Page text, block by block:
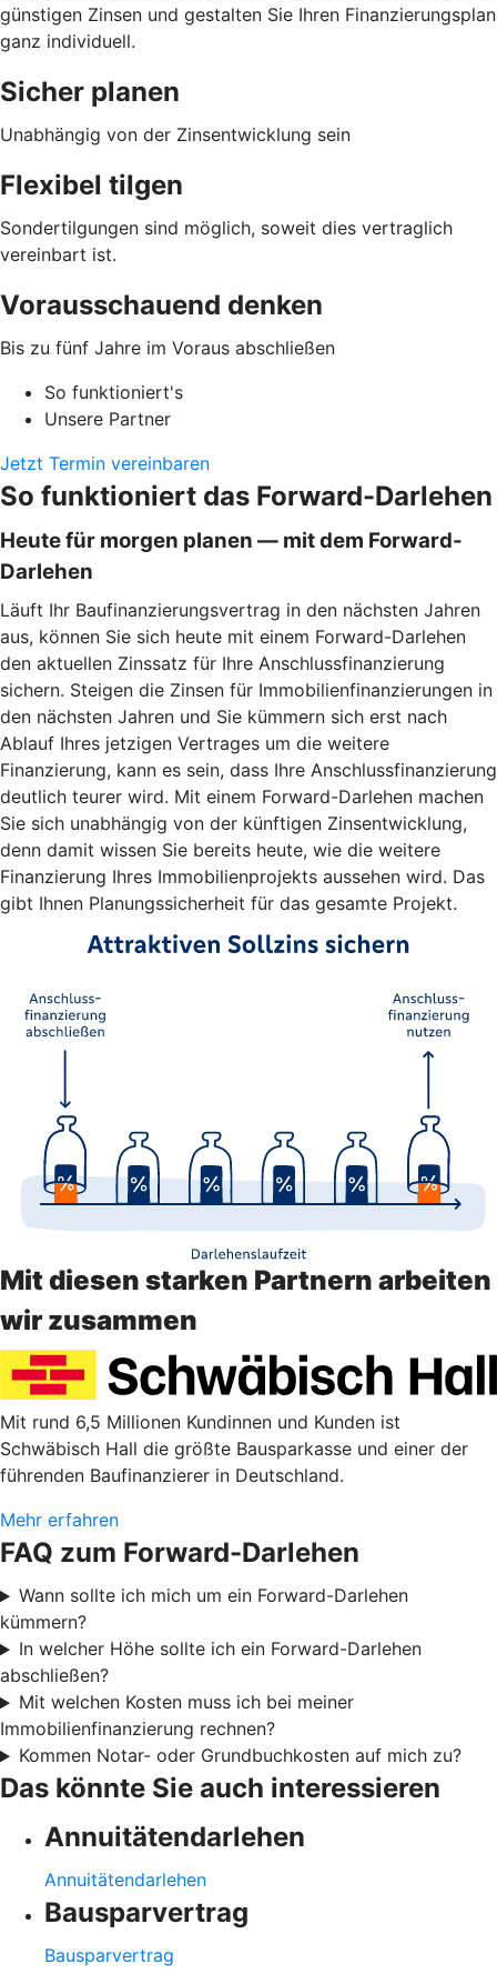
günstigen Zinsen und gestalten Sie Ihren Finanzierungsplan
ganz individuell.
Sicher planen
Unabhängig von der Zinsentwicklung sein
Flexibel tilgen
Sondertilgungen sind möglich, soweit dies vertraglich
vereinbart ist.
Vorausschauend denken
Bis zu fünf Jahre im Voraus abschließen
So funktioniert's
Unsere Partner
Jetzt Termin vereinbaren
So funktioniert das Forward-Darlehen
Heute für morgen planen — mit dem Forward-
Darlehen
Läuft Ihr Baufinanzierungsvertrag in den nächsten Jahren
aus, können Sie sich heute mit einem Forward-Darlehen
den aktuellen Zinssatz für Ihre Anschlussfinanzierung
sichern. Steigen die Zinsen für Immobilienfinanzierungen in
den nächsten Jahren und Sie kümmern sich erst nach
Ablauf Ihres jetzigen Vertrages um die weitere
Finanzierung, kann es sein, dass Ihre Anschlussfinanzierung
deutlich teurer wird. Mit einem Forward-Darlehen machen
Sie sich unabhängig von der künftigen Zinsentwicklung,
denn damit wissen Sie bereits heute, wie die weitere
Finanzierung Ihres Immobilienprojekts aussehen wird. Das
gibt Ihnen Planungssicherheit für das gesamte Projekt.
Mit diesen starken Partnern arbeiten
wir zusammen
Mit rund 6,5 Millionen Kundinnen und Kunden ist
Schwäbisch Hall die größte Bausparkasse und einer der
führenden Baufinanzierer in Deutschland.
Mehr erfahren
FAQ zum Forward-Darlehen
Wann sollte ich mich um ein Forward-Darlehen
kümmern?
In welcher Höhe sollte ich ein Forward-Darlehen
abschließen?
Mit welchen Kosten muss ich bei meiner
Immobilienfinanzierung rechnen?
Kommen Notar- oder Grundbuchkosten auf mich zu?
Das könnte Sie auch interessieren
Annuitätendarlehen
Annuitätendarlehen
Bausparvertrag
Bausparvertrag